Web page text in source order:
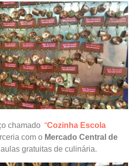
chamado “Cozinha Escola
com o Mercado Central de
gratuitas de culinária.